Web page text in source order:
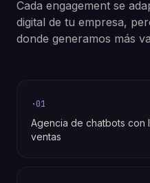
Cada engagement se
digital de tu empresa,
donde generamos más
·01
Agencia de chatbots con
ventas